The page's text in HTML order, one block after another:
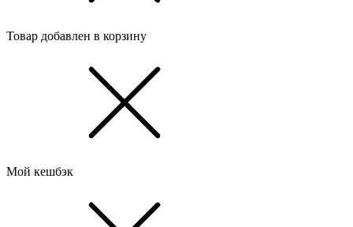
Товар добавлен в корзину
Мой кешбэк